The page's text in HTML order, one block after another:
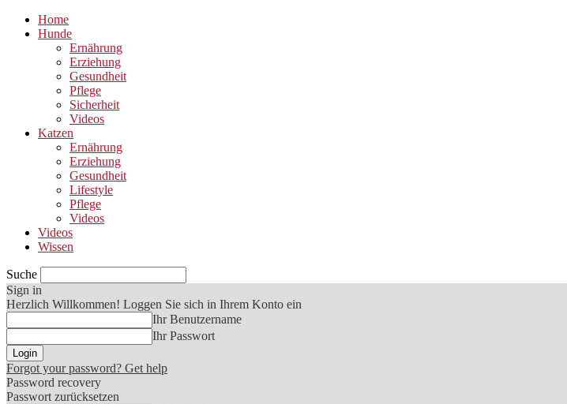
Home
Hunde
Ernährung
Erziehung
Gesundheit
Pflege
Sicherheit
Videos
Katzen
Ernährung
Erziehung
Gesundheit
Lifestyle
Pflege
Videos
Videos
Wissen
Suche
Sign in
Herzlich Willkommen! Loggen Sie sich in Ihrem Konto ein
Ihr Benutzername
Ihr Passwort
Forgot your password? Get help
Password recovery
Passwort zurücksetzen